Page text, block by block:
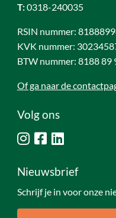
T:0318-240035
RSIN nummer:
KVK nummer:
BTW nummer: 8188 89
Of ga naar de
Volg ons
Nieuwsbrief
Schrijf je in voor onze